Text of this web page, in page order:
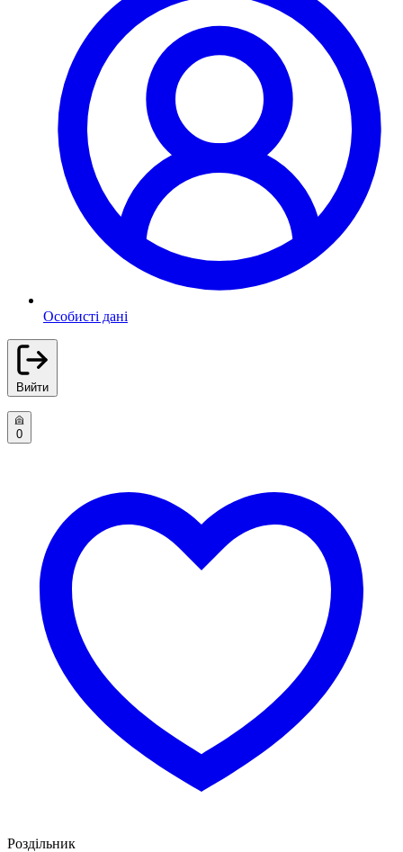
Особисті дані
Вийти
0
Роздільник